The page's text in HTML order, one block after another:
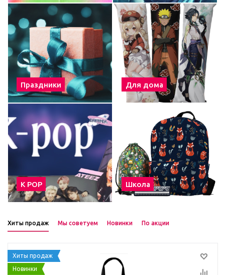
Праздники Для дома
К POP Школа
Хиты продаж Мы советуем Новинки По акции
Хиты продаж
Новинки